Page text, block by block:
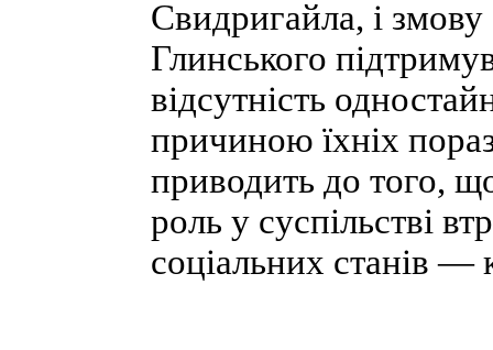
Свидригайла, і
Глинського
відсутність
причиною їхніх
приводить до того,
роль у суспільстві
соціальних станів —